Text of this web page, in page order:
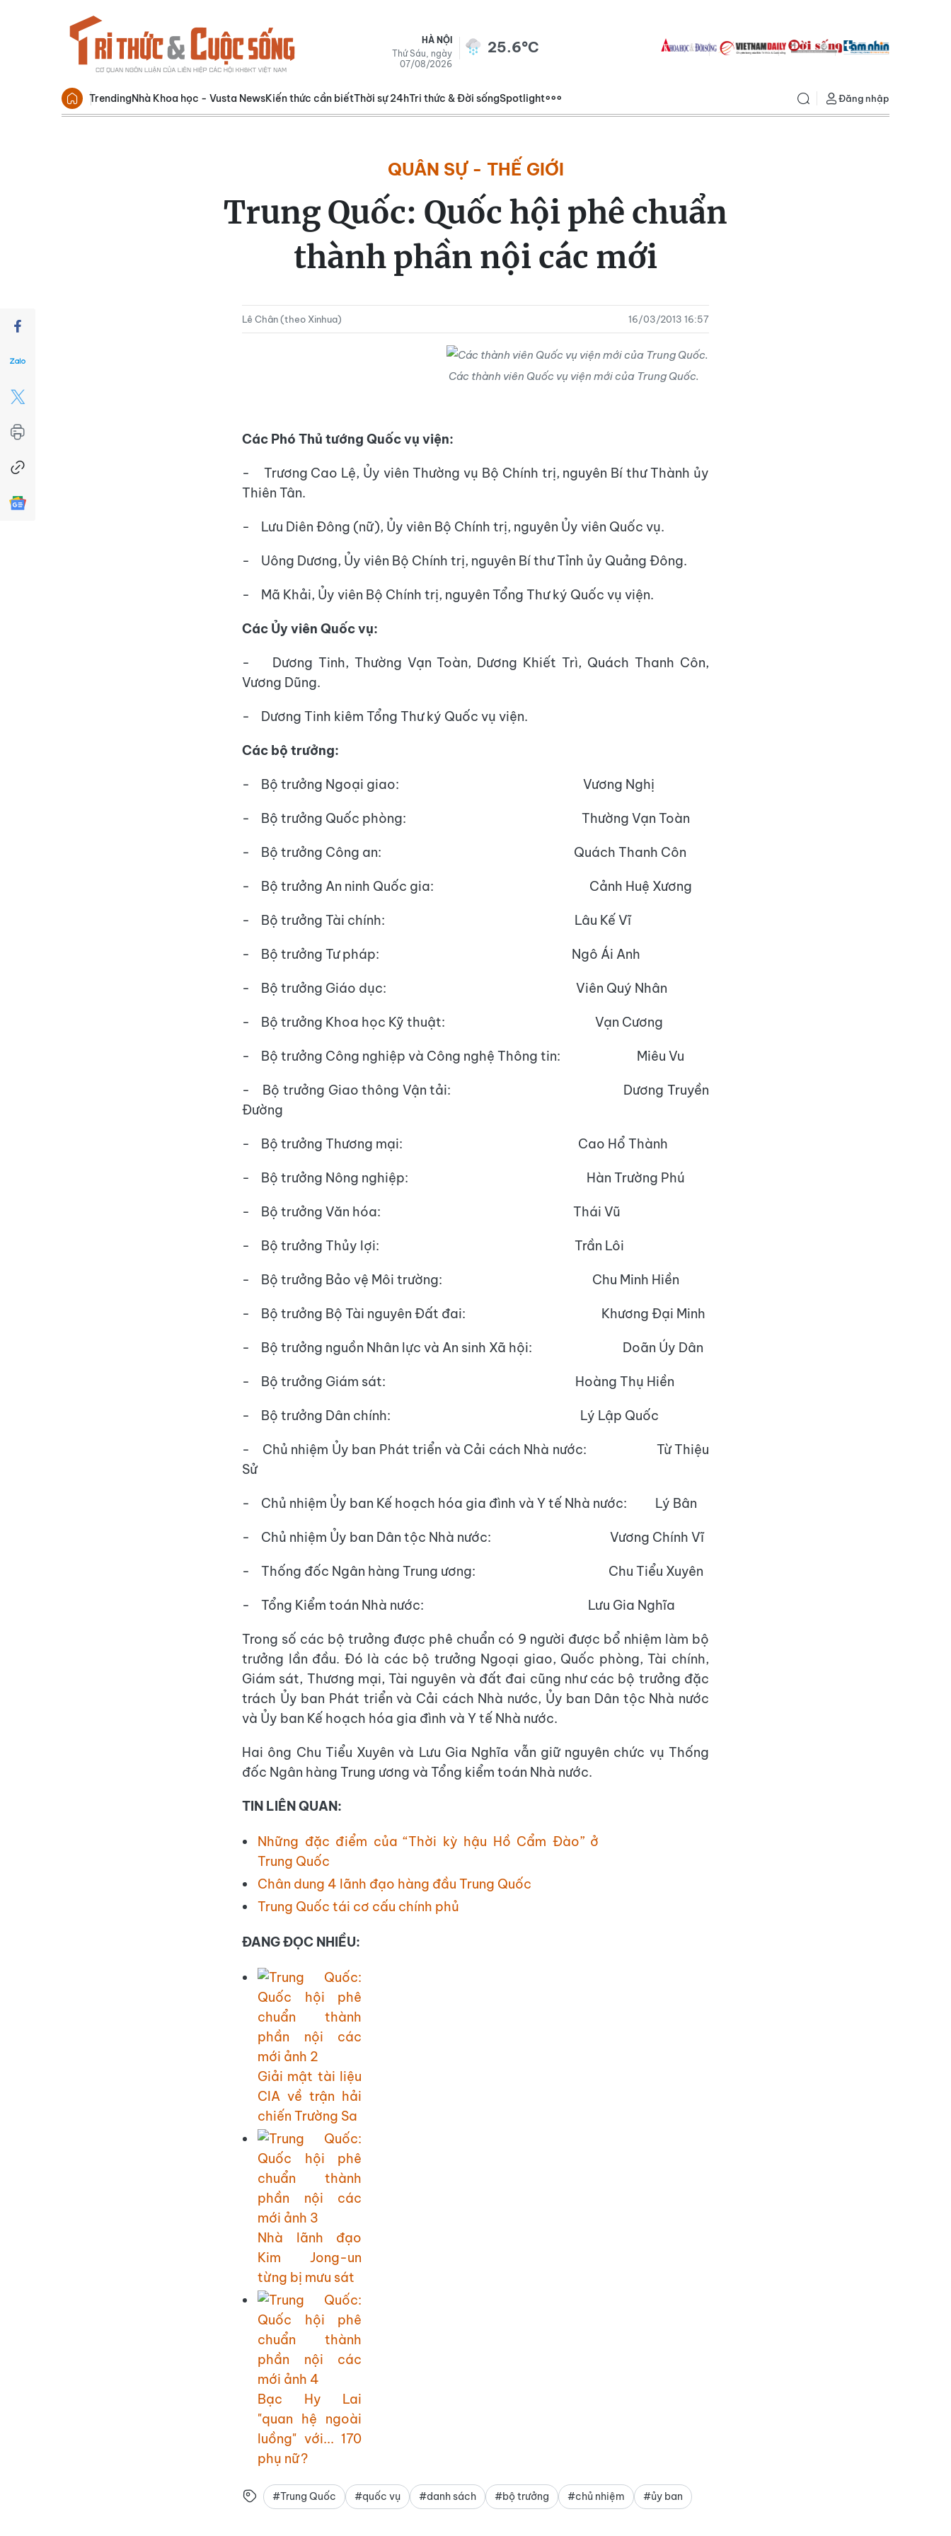
HÀ NỘI
Thứ Sáu, ngày
07/08/2026
25.6°C
TrendingNhà Khoa học - Vusta NewsKiến thức cần biếtThời sự 24hTri thức & Đời sốngSpotlight Đăng nhập
QUÂN SỰ - THẾ GIỚI
Trung Quốc: Quốc hội phê chuẩn
thành phần nội các mới
Lê Chân (theo Xinhua) 16/03/2013 16:57
Các thành viên Quốc vụ viện mới của Trung Quốc.
Các Phó Thủ tướng Quốc vụ viện:
- Trương Cao Lệ, Ủy viên Thường vụ Bộ Chính trị, nguyên Bí thư Thành ủy
Thiên Tân.
- Lưu Diên Đông (nữ), Ủy viên Bộ Chính trị, nguyên Ủy viên Quốc vụ.
- Uông Dương, Ủy viên Bộ Chính trị, nguyên Bí thư Tỉnh ủy Quảng Đông.
- Mã Khải, Ủy viên Bộ Chính trị, nguyên Tổng Thư ký Quốc vụ viện.
Các Ủy viên Quốc vụ:
- Dương Tinh, Thường Vạn Toàn, Dương Khiết Trì, Quách Thanh Côn,
Vương Dũng.
- Dương Tinh kiêm Tổng Thư ký Quốc vụ viện.
Các bộ trưởng:
- Bộ trưởng Ngoại giao: Vương Nghị
- Bộ trưởng Quốc phòng: Thường Vạn Toàn
- Bộ trưởng Công an: Quách Thanh Côn
- Bộ trưởng An ninh Quốc gia: Cảnh Huệ Xương
- Bộ trưởng Tài chính: Lâu Kế Vĩ
- Bộ trưởng Tư pháp: Ngô Ái Anh
- Bộ trưởng Giáo dục: Viên Quý Nhân
- Bộ trưởng Khoa học Kỹ thuật: Vạn Cương
- Bộ trưởng Công nghiệp và Công nghệ Thông tin: Miêu Vu
- Bộ trưởng Giao thông Vận tải: Dương Truyền
Đường
- Bộ trưởng Thương mại: Cao Hổ Thành
- Bộ trưởng Nông nghiệp: Hàn Trường Phú
- Bộ trưởng Văn hóa: Thái Vũ
- Bộ trưởng Thủy lợi: Trần Lôi
- Bộ trưởng Bảo vệ Môi trường: Chu Minh Hiền
- Bộ trưởng Bộ Tài nguyên Đất đai: Khương Đại Minh
- Bộ trưởng nguồn Nhân lực và An sinh Xã hội: Doãn Úy Dân
- Bộ trưởng Giám sát: Hoàng Thụ Hiền
- Bộ trưởng Dân chính: Lý Lập Quốc
- Chủ nhiệm Ủy ban Phát triển và Cải cách Nhà nước: Từ Thiệu
Sử
- Chủ nhiệm Ủy ban Kế hoạch hóa gia đình và Y tế Nhà nước: Lý Bân
- Chủ nhiệm Ủy ban Dân tộc Nhà nước: Vương Chính Vĩ
- Thống đốc Ngân hàng Trung ương: Chu Tiểu Xuyên
- Tổng Kiểm toán Nhà nước: Lưu Gia Nghĩa
Trong số các bộ trưởng được phê chuẩn có 9 người được bổ nhiệm làm bộ
trưởng lần đầu. Đó là các bộ trưởng Ngoại giao, Quốc phòng, Tài chính,
Giám sát, Thương mại, Tài nguyên và đất đai cũng như các bộ trưởng đặc
trách Ủy ban Phát triển và Cải cách Nhà nước, Ủy ban Dân tộc Nhà nước
và Ủy ban Kế hoạch hóa gia đình và Y tế Nhà nước.
Hai ông Chu Tiểu Xuyên và Lưu Gia Nghĩa vẫn giữ nguyên chức vụ Thống
đốc Ngân hàng Trung ương và Tổng kiểm toán Nhà nước.
TIN LIÊN QUAN:
Những đặc điểm của “Thời kỳ hậu Hồ Cẩm Đào” ở
Trung Quốc
Chân dung 4 lãnh đạo hàng đầu Trung Quốc
Trung Quốc tái cơ cấu chính phủ
ĐANG ĐỌC NHIỀU:
Giải mật tài liệu
CIA về trận hải
chiến Trường Sa
Nhà lãnh đạo
Kim Jong-un
từng bị mưu sát
Bạc Hy Lai
"quan hệ ngoài
luồng" với... 170
phụ nữ?
#Trung Quốc #quốc vụ #danh sách #bộ trưởng #chủ nhiệm #ủy ban